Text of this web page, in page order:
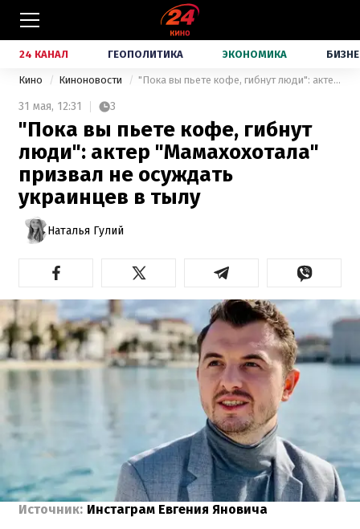
24 КАНАЛ ГЕОПОЛИТИКА ЭКОНОМИКА
Кино Киноновости "Пока вы пьете кофе, гибнут люди": актер "Мамахохотала" призвал не осуждать украинцев в тылу
31 мая, 12:31 3
"Пока вы пьете кофе, гибнут
люди": актер "Мамахохотала"
призвал не осуждать
украинцев в тылу
Наталья Гулий
Источник: Инстаграм Евгения Яновича